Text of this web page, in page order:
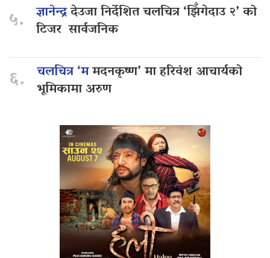
५. ज्ञानेन्द्रदेउजा निर्देशित चलचित्र ‘झिँगेदाउ २’ को
टिजर सार्वजनिक
६. चलचित्र ‘ममदनकृष्ण’ मा हरिवंश आचार्यको
भूमिकामा अरुण